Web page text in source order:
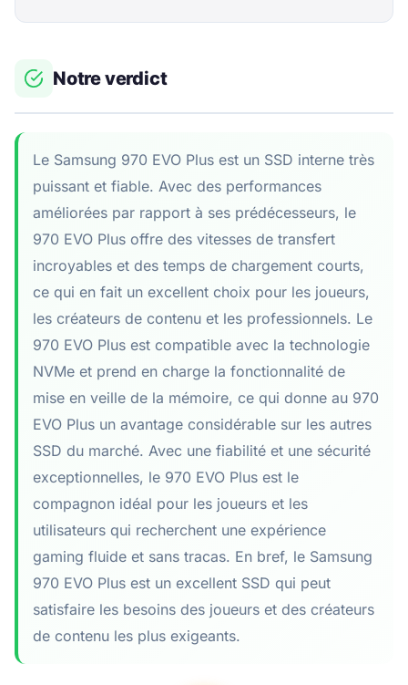
Notre verdict
Le Samsung 970 EVO Plus est un SSD interne très
puissant et fiable. Avec des performances
améliorées par rapport à ses prédécesseurs, le
970 EVO Plus offre des vitesses de transfert
incroyables et des temps de chargement courts,
ce qui en fait un excellent choix pour les joueurs,
les créateurs de contenu et les professionnels. Le
970 EVO Plus est compatible avec la technologie
NVMe et prend en charge la fonctionnalité de
mise en veille de la mémoire, ce qui donne au 970
EVO Plus un avantage considérable sur les autres
SSD du marché. Avec une fiabilité et une sécurité
exceptionnelles, le 970 EVO Plus est le
compagnon idéal pour les joueurs et les
utilisateurs qui recherchent une expérience
gaming fluide et sans tracas. En bref, le Samsung
970 EVO Plus est un excellent SSD qui peut
satisfaire les besoins des joueurs et des créateurs
de contenu les plus exigeants.